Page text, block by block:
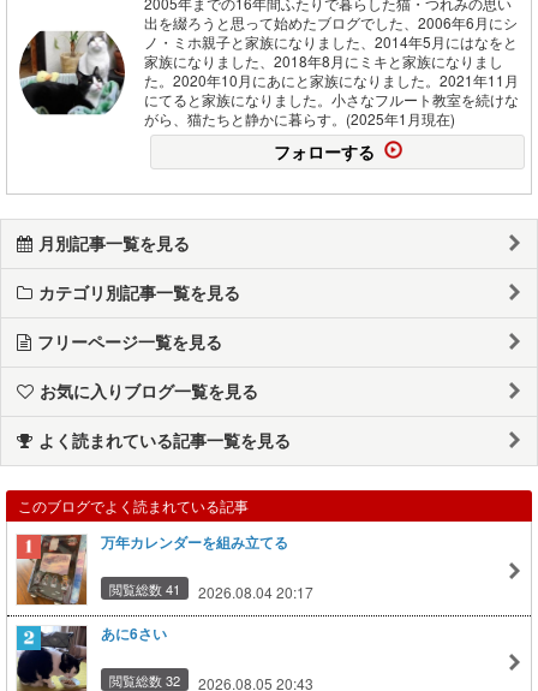
出を綴ろうと思って始めたブログでした、2006年6月にシ
ノ・ミホ親子と家族になりました、2014年5月にはなをと
家族になりました、2018年8月にミキと家族になりまし
た。2020年10月にあにと家族になりました。2021年11月
にてると家族になりました。小さなフルート教室を続けな
がら、猫たちと静かに暮らす。(2025年1月現在)
フォローする
月別記事一覧を見る
カテゴリ別記事一覧を見る
フリーページ一覧を見る
お気に入りブログ一覧を見る
よく読まれている記事一覧を見る
このブログでよく読まれている記事
万年カレンダーを組み立てる
閲覧総数 41 2026.08.04 20:17
あに6さい
閲覧総数 32 2026.08.05 20:43